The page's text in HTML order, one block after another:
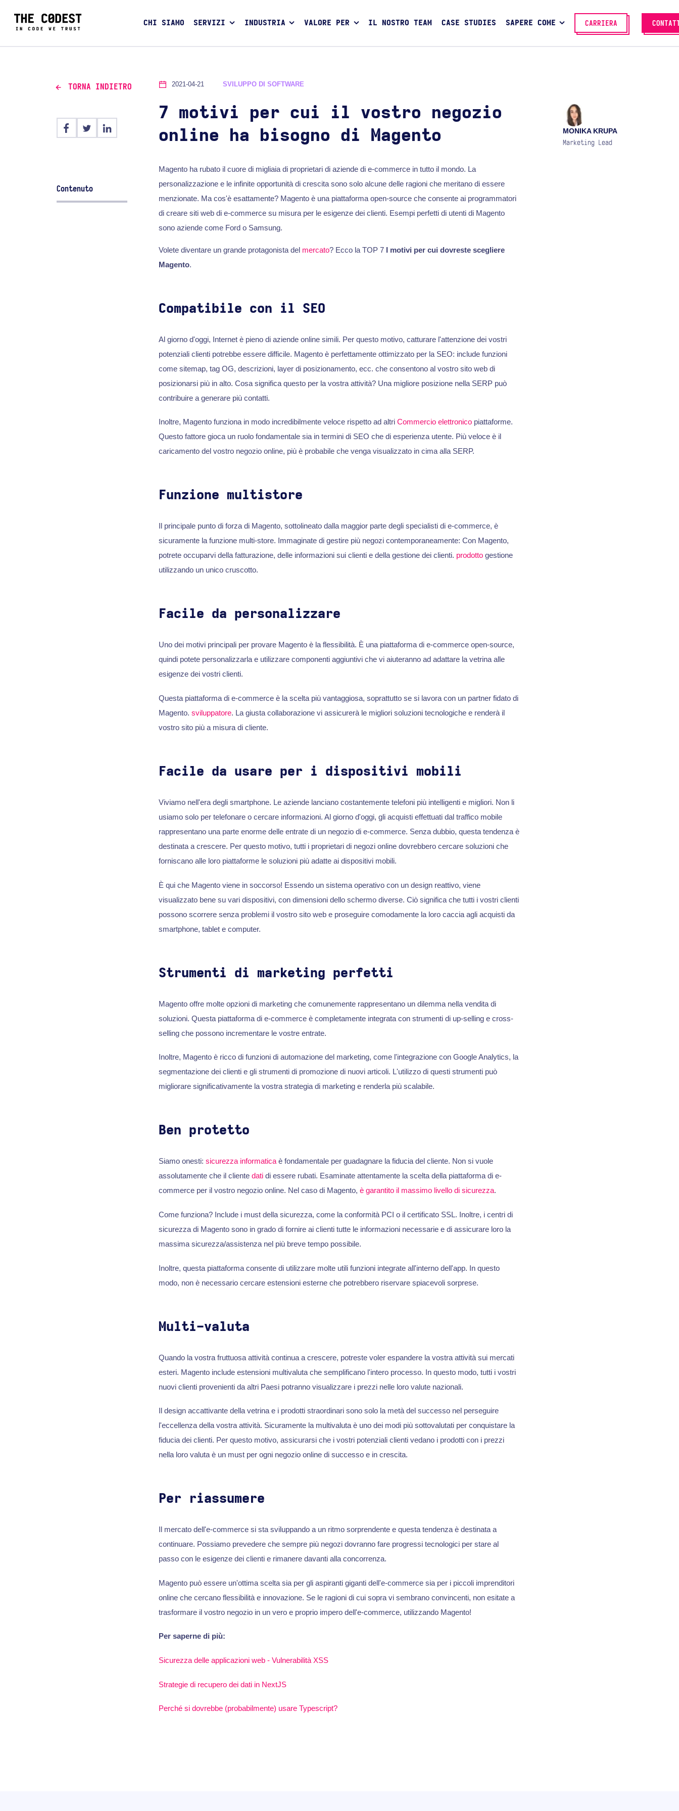
CHI SIAMO SERVIZI INDUSTRIA VALORE PER IL NOSTRO TEAM CASE STUDIES SAPERE COME CARRIERA
TORNA INDIETRO
Contenuto
2021-04-21 SVILUPPO DI SOFTWARE
7 motivi per cui il vostro negozio
online ha bisogno di Magento
MONIKA KRUPA
Marketing Lead
Magento ha rubato il cuore di migliaia di proprietari di aziende di e-commerce in tutto il mondo. La
personalizzazione e le infinite opportunità di crescita sono solo alcune delle ragioni che meritano di essere
menzionate. Ma cos'è esattamente? Magento è una piattaforma open-source che consente ai programmatori
di creare siti web di e-commerce su misura per le esigenze dei clienti. Esempi perfetti di utenti di Magento
sono aziende come Ford o Samsung.
Volete diventare un grande protagonista del mercato? Ecco la TOP 7I motivi per cui dovreste scegliere
Magento.
Compatibile con il SEO
Al giorno d'oggi, Internet è pieno di aziende online simili. Per questo motivo, catturare l'attenzione dei vostri
potenziali clienti potrebbe essere difficile. Magento è perfettamente ottimizzato per la SEO: include funzioni
come sitemap, tag OG, descrizioni, layer di posizionamento, ecc. che consentono al vostro sito web di
posizionarsi più in alto. Cosa significa questo per la vostra attività? Una migliore posizione nella SERP può
contribuire a generare più contatti.
Inoltre, Magento funziona in modo incredibilmente veloce rispetto ad altri Commercio elettronicopiattaforme.
Questo fattore gioca un ruolo fondamentale sia in termini di SEO che di esperienza utente. Più veloce è il
caricamento del vostro negozio online, più è probabile che venga visualizzato in cima alla SERP.
Funzione multistore
Il principale punto di forza di Magento, sottolineato dalla maggior parte degli specialisti di e-commerce, è
sicuramente la funzione multi-store. Immaginate di gestire più negozi contemporaneamente: Con Magento,
potrete occuparvi della fatturazione, delle informazioni sui clienti e della gestione dei clienti. prodottogestione
utilizzando un unico cruscotto.
Facile da personalizzare
Uno dei motivi principali per provare Magento è la flessibilità. È una piattaforma di e-commerce open-source,
quindi potete personalizzarla e utilizzare componenti aggiuntivi che vi aiuteranno ad adattare la vetrina alle
esigenze dei vostri clienti.
Questa piattaforma di e-commerce è la scelta più vantaggiosa, soprattutto se si lavora con un partner fidato di
Magento. sviluppatore. La giusta collaborazione vi assicurerà le migliori soluzioni tecnologiche e renderà il
vostro sito più a misura di cliente.
Facile da usare per i dispositivi mobili
Viviamo nell'era degli smartphone. Le aziende lanciano costantemente telefoni più intelligenti e migliori. Non li
usiamo solo per telefonare o cercare informazioni. Al giorno d'oggi, gli acquisti effettuati dal traffico mobile
rappresentano una parte enorme delle entrate di un negozio di e-commerce. Senza dubbio, questa tendenza è
destinata a crescere. Per questo motivo, tutti i proprietari di negozi online dovrebbero cercare soluzioni che
forniscano alle loro piattaforme le soluzioni più adatte ai dispositivi mobili.
È qui che Magento viene in soccorso! Essendo un sistema operativo con un design reattivo, viene
visualizzato bene su vari dispositivi, con dimensioni dello schermo diverse. Ciò significa che tutti i vostri clienti
possono scorrere senza problemi il vostro sito web e proseguire comodamente la loro caccia agli acquisti da
smartphone, tablet e computer.
Strumenti di marketing perfetti
Magento offre molte opzioni di marketing che comunemente rappresentano un dilemma nella vendita di
soluzioni. Questa piattaforma di e-commerce è completamente integrata con strumenti di up-selling e cross-
selling che possono incrementare le vostre entrate.
Inoltre, Magento è ricco di funzioni di automazione del marketing, come l'integrazione con Google Analytics, la
segmentazione dei clienti e gli strumenti di promozione di nuovi articoli. L'utilizzo di questi strumenti può
migliorare significativamente la vostra strategia di marketing e renderla più scalabile.
Ben protetto
Siamo onesti: sicurezza informaticaè fondamentale per guadagnare la fiducia del cliente. Non si vuole
assolutamente che il cliente datidi essere rubati. Esaminate attentamente la scelta della piattaforma di e-
commerce per il vostro negozio online. Nel caso di Magento, è garantito il massimo livello di sicurezza.
Come funziona? Include i must della sicurezza, come la conformità PCI o il certificato SSL. Inoltre, i centri di
sicurezza di Magento sono in grado di fornire ai clienti tutte le informazioni necessarie e di assicurare loro la
massima sicurezza/assistenza nel più breve tempo possibile.
Inoltre, questa piattaforma consente di utilizzare molte utili funzioni integrate all'interno dell'app. In questo
modo, non è necessario cercare estensioni esterne che potrebbero riservare spiacevoli sorprese.
Multi-valuta
Quando la vostra fruttuosa attività continua a crescere, potreste voler espandere la vostra attività sui mercati
esteri. Magento include estensioni multivaluta che semplificano l'intero processo. In questo modo, tutti i vostri
nuovi clienti provenienti da altri Paesi potranno visualizzare i prezzi nelle loro valute nazionali.
Il design accattivante della vetrina e i prodotti straordinari sono solo la metà del successo nel perseguire
l'eccellenza della vostra attività. Sicuramente la multivaluta è uno dei modi più sottovalutati per conquistare la
fiducia dei clienti. Per questo motivo, assicurarsi che i vostri potenziali clienti vedano i prodotti con i prezzi
nella loro valuta è un must per ogni negozio online di successo e in crescita.
Per riassumere
Il mercato dell'e-commerce si sta sviluppando a un ritmo sorprendente e questa tendenza è destinata a
continuare. Possiamo prevedere che sempre più negozi dovranno fare progressi tecnologici per stare al
passo con le esigenze dei clienti e rimanere davanti alla concorrenza.
Magento può essere un'ottima scelta sia per gli aspiranti giganti dell'e-commerce sia per i piccoli imprenditori
online che cercano flessibilità e innovazione. Se le ragioni di cui sopra vi sembrano convincenti, non esitate a
trasformare il vostro negozio in un vero e proprio impero dell'e-commerce, utilizzando Magento!
Per saperne di più:
Sicurezza delle applicazioni web - Vulnerabilità XSS
Strategie di recupero dei dati in NextJS
Perché si dovrebbe (probabilmente) usare Typescript?